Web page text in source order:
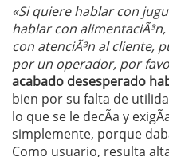
«Si quiere hablar con
hablar con
con atenciÃ³n al cliente,
por un operador, por
acabado desesperado
bien por su falta de
lo que se le decÃ­a y
simplemente, porque
Como usuario, resulta